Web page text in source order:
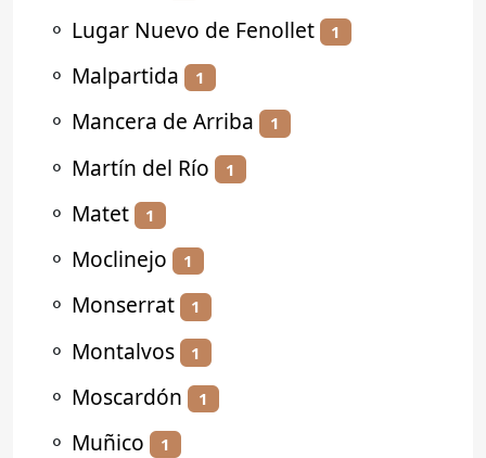
⚬ Lugar Nuevo de Fenollet 1
⚬ Malpartida 1
⚬ Mancera de Arriba 1
⚬ Martín del Río 1
⚬ Matet 1
⚬ Moclinejo 1
⚬ Monserrat 1
⚬ Montalvos 1
⚬ Moscardón 1
⚬ Muñico 1